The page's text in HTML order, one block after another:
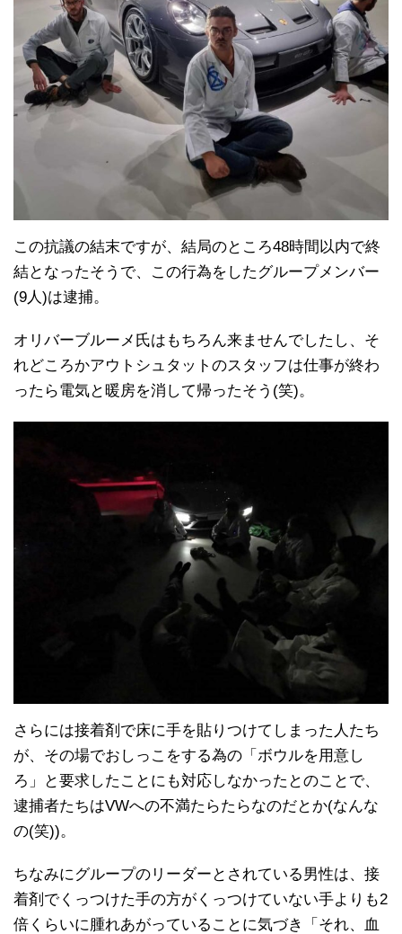
この抗議の結末ですが、結局のところ48時間以内で終
結となったそうで、この行為をしたグループメンバー
(9人)は逮捕。
オリバーブルーメ氏はもちろん来ませんでしたし、そ
れどころかアウトシュタットのスタッフは仕事が終わ
ったら電気と暖房を消して帰ったそう(笑)。
さらには接着剤で床に手を貼りつけてしまった人たち
が、その場でおしっこをする為の「ボウルを用意し
ろ」と要求したことにも対応しなかったとのことで、
逮捕者たちはVWへの不満たらたらなのだとか(なんな
の(笑))。
ちなみにグループのリーダーとされている男性は、接
着剤でくっつけた手の方がくっつけていない手よりも2
倍くらいに腫れあがっていることに気づき「それ、血